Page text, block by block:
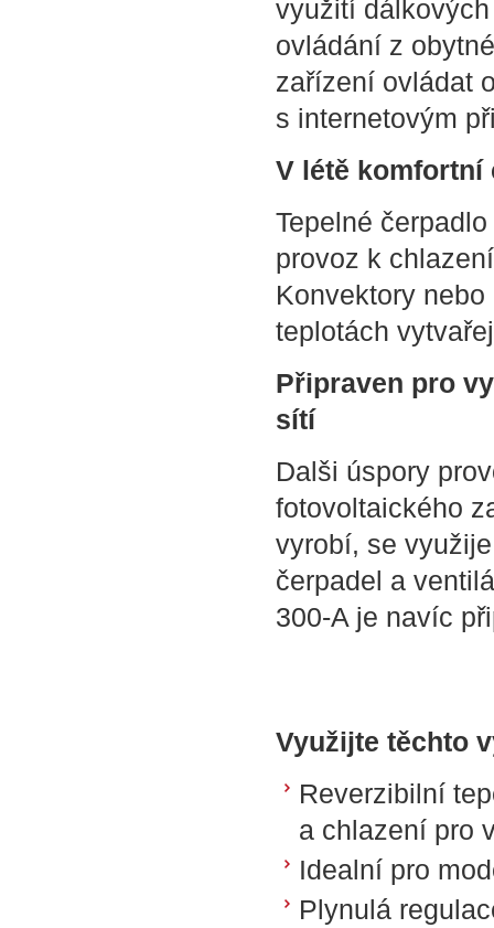
využití
ovládání z
zařízení ovládat
s internetovým
V létě komfortní
Tepelné
provoz k
Konvektory
teplotách
Připraven pro
sítí
Dalši úspory
fotovoltaického
vyrobí, se
čerpadel a
300-A je navíc
Využijte těchto
Reverzibilní
a chlazení pro
Idealní pro
Plynulá